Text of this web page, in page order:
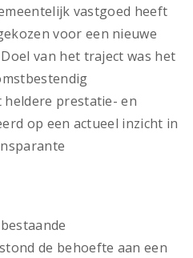
vastgoed heeft
voor een nieuwe
van het traject was het
prestatie- en
op een actueel inzicht in
de behoefte aan een